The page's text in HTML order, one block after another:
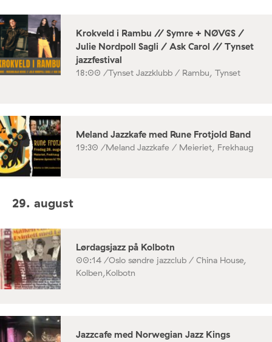
Krokveld i Rambu // Symre + NØVGS /
Julie Nordpoll Sagli / Ask Carol // Tynset
jazzfestival
18:00 /Tynset Jazzklubb / Rambu, Tynset
Meland Jazzkafe med Rune Frotjold Band
19:30 /Meland Jazzkafe / Meieriet, Frekhaug
29. august
Lørdagsjazz på Kolbotn
00:14 /Oslo søndre jazzclub / China House,
Kolben,Kolbotn
Jazzcafe med Norwegian Jazz Kings